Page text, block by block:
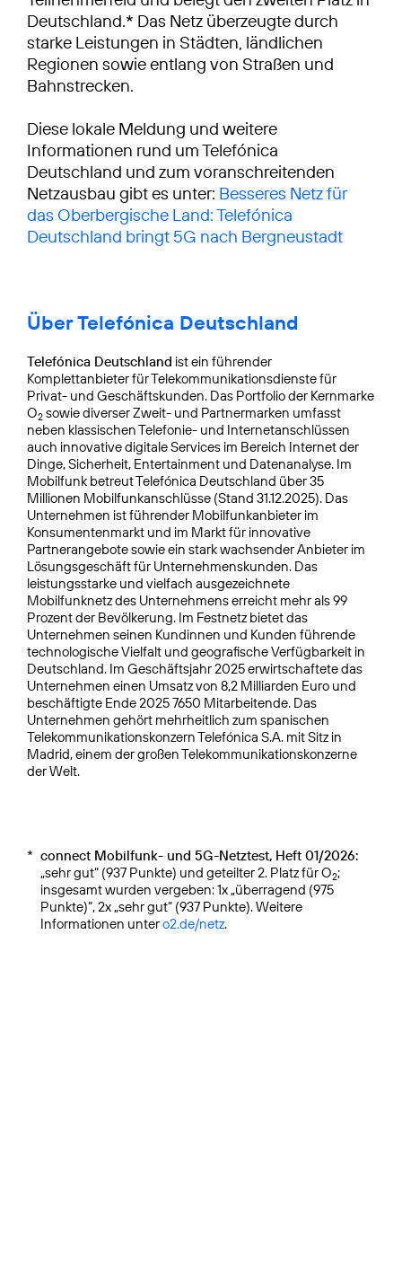
Deutschland.* Das Netz überzeugte durch
starke Leistungen in Städten, ländlichen
Regionen sowie entlang von Straßen und
Bahnstrecken.
Diese lokale Meldung und weitere
Informationen rund um Telefónica
Deutschland und zum voranschreitenden
Netzausbau gibt es unter: Besseres Netz für
das Oberbergische Land: Telefónica
Deutschland bringt 5G nach Bergneustadt
Über Telefónica Deutschland
Telefónica Deutschland ist ein führender
Komplettanbieter für Telekommunikationsdienste für
Privat- und Geschäftskunden. Das Portfolio der Kernmarke
O2 sowie diverser Zweit- und Partnermarken umfasst
neben klassischen Telefonie- und Internetanschlüssen
auch innovative digitale Services im Bereich Internet der
Dinge, Sicherheit, Entertainment und Datenanalyse. Im
Mobilfunk betreut Telefónica Deutschland über 35
Millionen Mobilfunkanschlüsse (Stand 31.12.2025). Das
Unternehmen ist führender Mobilfunkanbieter im
Konsumentenmarkt und im Markt für innovative
Partnerangebote sowie ein stark wachsender Anbieter im
Lösungsgeschäft für Unternehmenskunden. Das
leistungsstarke und vielfach ausgezeichnete
Mobilfunknetz des Unternehmens erreicht mehr als 99
Prozent der Bevölkerung. Im Festnetz bietet das
Unternehmen seinen Kundinnen und Kunden führende
technologische Vielfalt und geografische Verfügbarkeit in
Deutschland. Im Geschäftsjahr 2025 erwirtschaftete das
Unternehmen einen Umsatz von 8,2 Milliarden Euro und
beschäftigte Ende 2025 7650 Mitarbeitende. Das
Unternehmen gehört mehrheitlich zum spanischen
Telekommunikationskonzern Telefónica S.A. mit Sitz in
Madrid, einem der großen Telekommunikationskonzerne
der Welt.
* connect Mobilfunk- und 5G-Netztest, Heft 01/2026:
„sehr gut“ (937 Punkte) und geteilter 2. Platz für O2;
insgesamt wurden vergeben: 1x „überragend (975
Punkte)“, 2x „sehr gut“ (937 Punkte). Weitere
Informationen untero2.de/netz.